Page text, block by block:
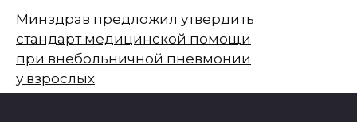
Минздрав предложил утвердить
стандарт медицинской помощи
при внебольничной пневмонии
у взрослых